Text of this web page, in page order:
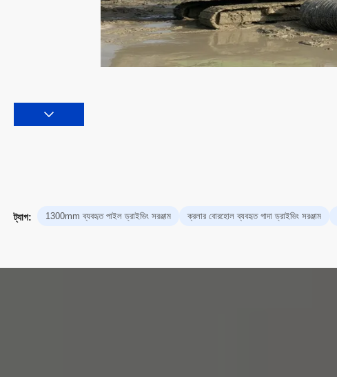
ট্যাগ: 1300mm ব্যবহৃত পাইল ড্রাইভিং সরঞ্জাম ক্রলার বোরহোল ব্যবহৃত গাদা ড্রাইভিং সরঞ্জাম